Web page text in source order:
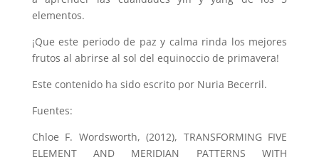
elementos.
¡Que este periodo de paz y calma rinda los mejores
frutos al abrirse al sol del equinoccio de primavera!
Este contenido ha sido escrito por Nuria Becerril.
Fuentes:
Chloe F. Wordsworth, (2012), TRANSFORMING FIVE
ELEMENT AND MERIDIAN PATTERNS WITH